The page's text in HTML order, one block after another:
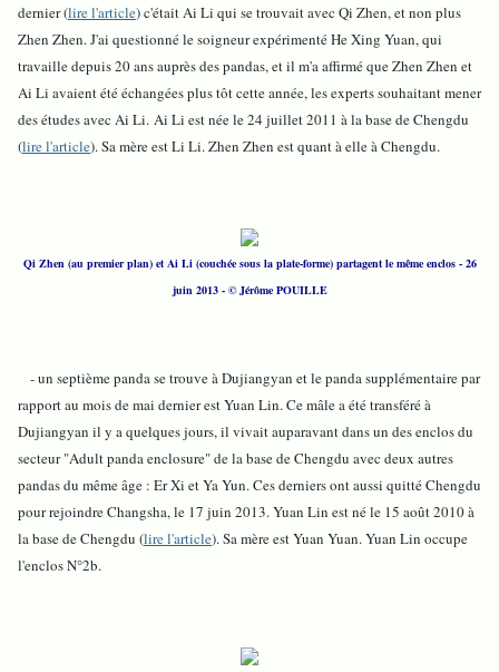
dernier (lire l'article) c'était Ai Li qui se trouvait avec Qi Zhen, et non plus
Zhen Zhen. J'ai questionné le soigneur expérimenté He Xing Yuan, qui
travaille depuis 20 ans auprès des pandas, et il m'a affirmé que Zhen Zhen et
Ai Li avaient été échangées plus tôt cette année, les experts souhaitant mener
des études avec Ai Li. Ai Li est née le 24 juillet 2011 à la base de Chengdu
(lire l'article). Sa mère est Li Li. Zhen Zhen est quant à elle à Chengdu.
Qi Zhen (au premier plan) et Ai Li (couchée sous la plate-forme) partagent le même enclos - 26
juin 2013 - © Jérôme POUILLE
- un septième panda se trouve à Dujiangyan et le panda supplémentaire par
rapport au mois de mai dernier est Yuan Lin. Ce mâle a été transféré à
Dujiangyan il y a quelques jours, il vivait auparavant dans un des enclos du
secteur "Adult panda enclosure" de la base de Chengdu avec deux autres
pandas du même âge : Er Xi et Ya Yun. Ces derniers ont aussi quitté Chengdu
pour rejoindre Changsha, le 17 juin 2013. Yuan Lin est né le 15 août 2010 à
la base de Chengdu (lire l'article). Sa mère est Yuan Yuan. Yuan Lin occupe
l'enclos N°2b.